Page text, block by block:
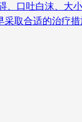
口吐白沫、大
取合适的治疗措